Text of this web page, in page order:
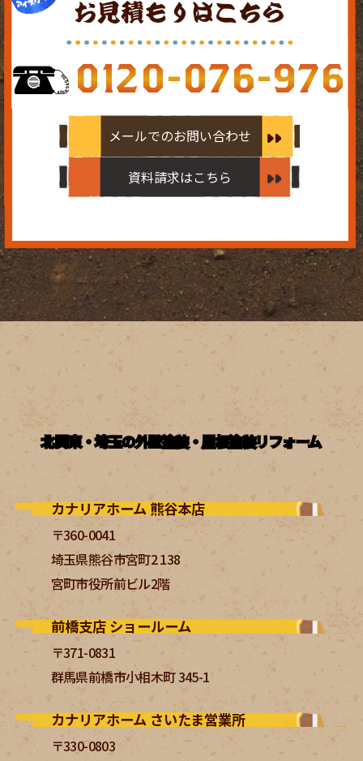
お見積もりはこちら
0120-076-976
メールでのお問い合わせ
資料請求はこちら
北関東・埼玉の外壁塗装・屋根塗装リフォーム
カナリアホーム 熊谷本店
〒360-0041
埼玉県熊谷市宮町2 138
宮町市役所前ビル2階
前橋支店 ショールーム
〒371-0831
群馬県前橋市小相木町 345-1
カナリアホーム さいたま営業所
〒330-0803